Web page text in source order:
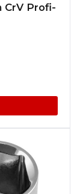
CrV Profi-